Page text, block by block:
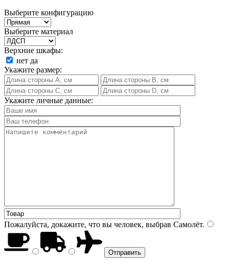
Выберите конфигурацию
Выберите материал
Верхние шкафы:
нет да
Укажите размер:
Укажите личные данные:
Пожалуйста, докажите, что вы человек, выбрав Самолёт.